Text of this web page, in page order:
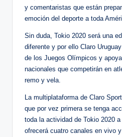
y comentaristas que están
emoción del deporte a toda
Sin duda, Tokio 2020 será una
diferente y por ello Claro
de los Juegos Olímpicos y
nacionales que competirán en
remo y vela.
La multiplataforma de Claro
que por vez primera se tenga
toda la actividad de Tokio 2020
ofrecerá cuatro canales en vivo